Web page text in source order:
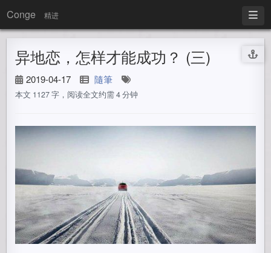
Conge 精进
异地恋，怎样才能成功？ (三)
2019-04-17 隨筆
本文 1127 字，阅读全文约需 4 分钟